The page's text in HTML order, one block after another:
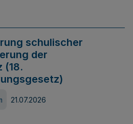
schulischer
der
(18.
21.07.2026